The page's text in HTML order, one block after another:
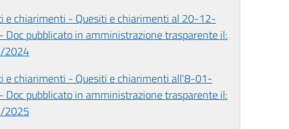
e chiarimenti - Quesiti e chiarimenti al 20-12-
Doc pubblicato in amministrazione trasparente il:
2024
e chiarimenti - Quesiti e chiarimenti all'8-01-
Doc pubblicato in amministrazione trasparente il:
2025